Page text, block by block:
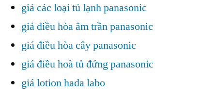
giá các loại tủ lạnh panasonic
giá điều hòa âm trần panasonic
giá điều hòa cây panasonic
giá điều hoà tủ đứng panasonic
giá lotion hada labo